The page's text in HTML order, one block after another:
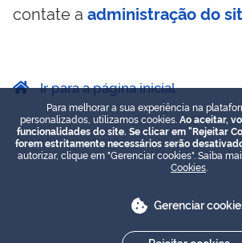
contate a administração do
Ir para a página inicial
Para melhorar a sua experiência na
personalizados, utilizamos cookies. Ao aceitar,
funcionalidades do site. Se clicar em "Rejeitar
forem estritamente necessários serão
autorizar, clique em "Gerenciar cookies". Saiba
Cookies
Gerenciar